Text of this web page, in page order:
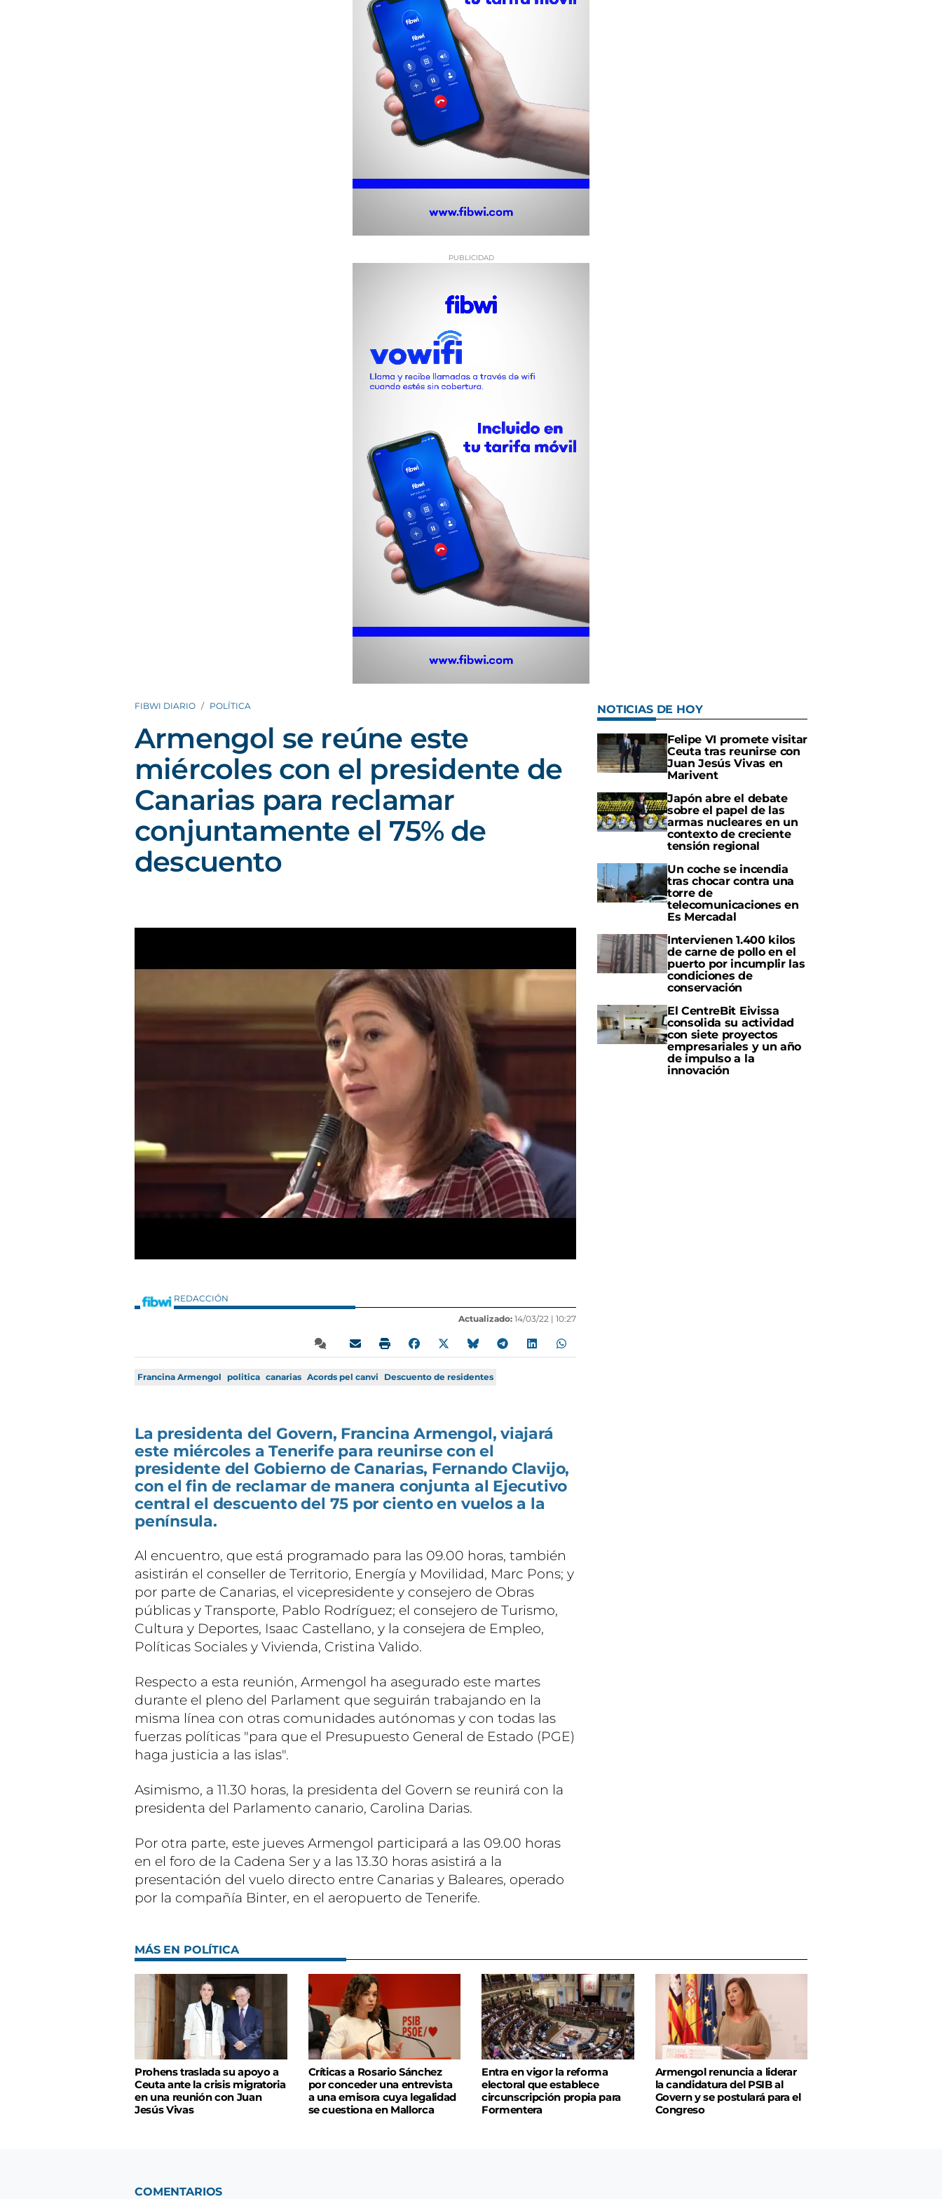
FIBWI DIARIO POLÍTICA
Armengol se reúne este
miércoles con el presidente de
Canarias para reclamar
conjuntamente el 75% de
descuento
REDACCIÓN
Actualizado: 14/03/22 | 10:27
Francina Armengol politica canarias Acords pel canvi Descuento de residentes
La presidenta del Govern, Francina Armengol, viajará
este miércoles a Tenerife para reunirse con el
presidente del Gobierno de Canarias, Fernando Clavijo,
con el fin de reclamar de manera conjunta al Ejecutivo
central el descuento del 75 por ciento en vuelos a la
península.
Al encuentro, que está programado para las 09.00 horas, también
asistirán el conseller de Territorio, Energía y Movilidad, Marc Pons; y
por parte de Canarias, el vicepresidente y consejero de Obras
públicas y Transporte, Pablo Rodríguez; el consejero de Turismo,
Cultura y Deportes, Isaac Castellano, y la consejera de Empleo,
Políticas Sociales y Vivienda, Cristina Valido.
Respecto a esta reunión, Armengol ha asegurado este martes
durante el pleno del Parlament que seguirán trabajando en la
misma línea con otras comunidades autónomas y con todas las
fuerzas políticas "para que el Presupuesto General de Estado (PGE)
haga justicia a las islas".
Asimismo, a 11.30 horas, la presidenta del Govern se reunirá con la
presidenta del Parlamento canario, Carolina Darias.
Por otra parte, este jueves Armengol participará a las 09.00 horas
en el foro de la Cadena Ser y a las 13.30 horas asistirá a la
presentación del vuelo directo entre Canarias y Baleares, operado
por la compañía Binter, en el aeropuerto de Tenerife.
NOTICIAS DE HOY
Felipe VI promete visitar
Ceuta tras reunirse con
Juan Jesús Vivas en
Marivent
Japón abre el debate
sobre el papel de las
armas nucleares en un
contexto de creciente
tensión regional
Un coche se incendia
tras chocar contra una
torre de
telecomunicaciones en
Es Mercadal
Intervienen 1.400 kilos
de carne de pollo en el
puerto por incumplir las
condiciones de
conservación
El CentreBit Eivissa
consolida su actividad
con siete proyectos
empresariales y un año
de impulso a la
innovación
MÁS EN POLÍTICA
Prohens traslada su apoyo a
Ceuta ante la crisis migratoria
en una reunión con Juan
Jesús Vivas
Críticas a Rosario Sánchez
por conceder una entrevista
a una emisora cuya legalidad
se cuestiona en Mallorca
Entra en vigor la reforma
electoral que establece
circunscripción propia para
Formentera
Armengol renuncia a liderar
la candidatura del PSIB al
Govern y se postulará para el
Congreso
COMENTARIOS